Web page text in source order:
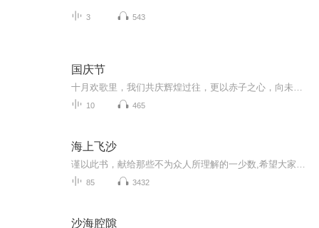
3 543
国庆节
10 465
海上飞沙
85 3432
沙海腔隙